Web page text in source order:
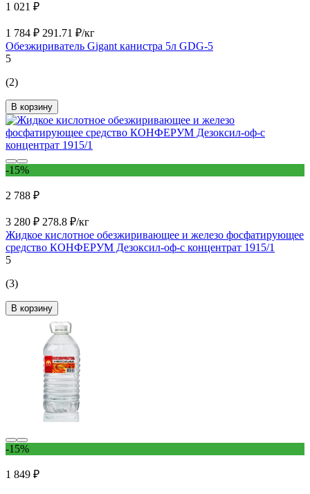
1 021 ₽
1 784 ₽ 291.71 ₽/кг
Обезжириватель Gigant канистра 5л GDG-5
5
(2)
В корзину
-15%
2 788 ₽
3 280 ₽ 278.8 ₽/кг
Жидкое кислотное обезжиривающее и железо фосфатирующее
средство КОНФЕРУМ Дезоксил-оф-с концентрат 1915/1
5
(3)
В корзину
-15%
1 849 ₽